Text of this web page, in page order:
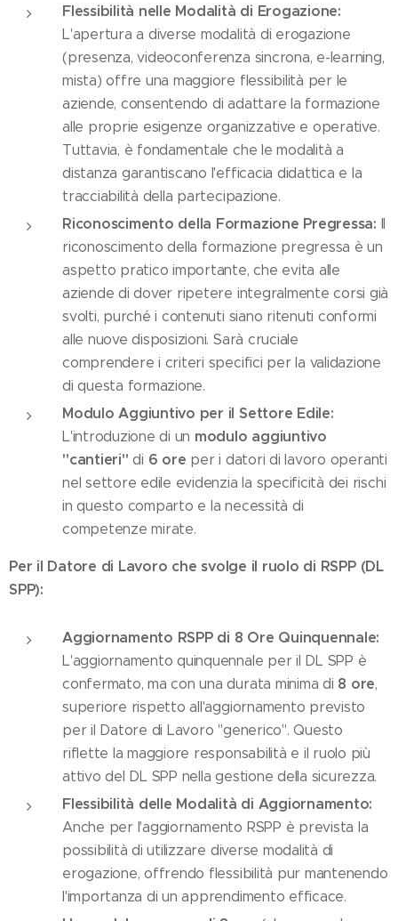
Flessibilità nelle Modalità di Erogazione:
L'apertura a diverse modalità di erogazione
(presenza, videoconferenza sincrona, e-learning,
mista) offre una maggiore flessibilità per le
aziende, consentendo di adattare la formazione
alle proprie esigenze organizzative e operative.
Tuttavia, è fondamentale che le modalità a
distanza garantiscano l'efficacia didattica e la
tracciabilità della partecipazione.
Riconoscimento della Formazione Pregressa: Il
riconoscimento della formazione pregressa è un
aspetto pratico importante, che evita alle
aziende di dover ripetere integralmente corsi già
svolti, purché i contenuti siano ritenuti conformi
alle nuove disposizioni. Sarà cruciale
comprendere i criteri specifici per la validazione
di questa formazione.
Modulo Aggiuntivo per il Settore Edile:
L'introduzione di un modulo aggiuntivo
"cantieri" di 6 ore per i datori di lavoro operanti
nel settore edile evidenzia la specificità dei rischi
in questo comparto e la necessità di
competenze mirate.
Per il Datore di Lavoro che svolge il ruolo di RSPP (DL
SPP):
Aggiornamento RSPP di 8 Ore Quinquennale:
L'aggiornamento quinquennale per il DL SPP è
confermato, ma con una durata minima di 8 ore,
superiore rispetto all'aggiornamento previsto
per il Datore di Lavoro "generico". Questo
riflette la maggiore responsabilità e il ruolo più
attivo del DL SPP nella gestione della sicurezza.
Flessibilità delle Modalità di Aggiornamento:
Anche per l'aggiornamento RSPP è prevista la
possibilità di utilizzare diverse modalità di
erogazione, offrendo flessibilità pur mantenendo
l'importanza di un apprendimento efficace.